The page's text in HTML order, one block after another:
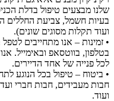
שלנו מבצעים טיפול בדלת
בעיות חשמל, צביעת החללים
ועוד תקלות מסוגים שונים).
• זמינות – אנו מתחייבים
בטלפון, בווטסאפ ובאימייל.
לכל פנייה של אחד הדיירים.
• ביטוח – טיפול בכל הנוגע
חבות מעבידים, חבות חברי
ועוד.